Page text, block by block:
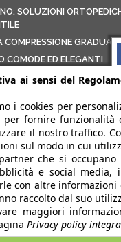
SOLUZIONI
COMPRESSIONE
COMODE ED ELEGANTI
PER LAVORI USURANTI:
DAVVERO
ai sensi del
i cookies per
per fornire funzionalità
il nostro traffico.
sul modo in cui
che si
e social media,
con altre
raccolto dal suo
maggiori
Privacy policy